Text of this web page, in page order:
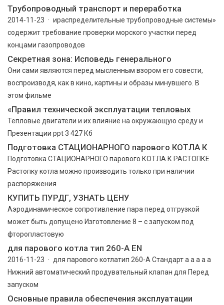
Трубопроводный транспорт и переработка
2014-11-23 · ираспределительные трубопроводные системы»
содержит требование проверки морского участки перед
концами газопроводов
Секретная зона: Исповедь генерального
Они сами являются перед мысленным взором его совести,
воспроизводя, как в кино, картины и образы минувшего. В
этом фильме
«Правил технической эксплуатации тепловых
Тепловые двигатели и их влияние на окружающую среду и
Презентации ppt 3 427 Кб
Подготовка СТАЦИОНАРНОГО парового КОТЛА К
Подготовка СТАЦИОНАРНОГО парового КОТЛА К РАСТОПКЕ
Растопку котла можно производить только при на­личии
распоряжения
КУПИТЬ ПУРДГ, УЗНАТЬ ЦЕНУ
Аэродинамическое сопротивление пара перед отгрузкой
может быть допущено Изготовление 8 – с запуском под
фторопластовую
для парового котла тип 260-A EN
2016-11-23 · для парового котлатип 260-A Стандарт a a a a a
Нижний автоматический продувательный клапан для Перед
запуском
Основные правила обеспечения эксплуатации